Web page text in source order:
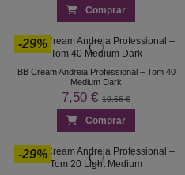
Comprar
-29%
BB Cream Andreia Professional – Tom 40
Medium Dark
7,50 € 10,56 €
Comprar
-29%